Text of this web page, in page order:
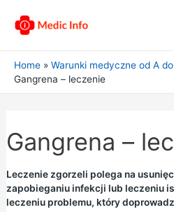
Home Warunki medyczne od A
Gangrena – leczenie
Gangrena –
Leczenie zgorzeli polega na
zapobieganiu infekcji lub leczeniu
leczeniu problemu, który